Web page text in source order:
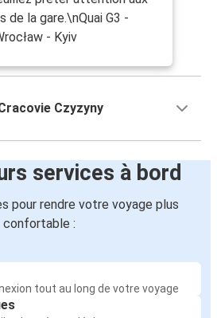
de la gare.\nQuai G3 -
- Kyiv
Czyzyny
services à bord
pour rendre votre voyage plus
confortable :
tout au long de votre voyage